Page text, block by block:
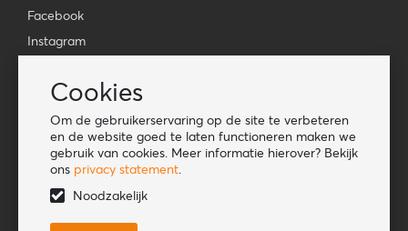
Cookies
Om de gebruikerservaring op de site te verbeteren
en de website goed te laten functioneren maken we
gebruik van cookies. Meer informatie hierover? Bekijk
ons privacy statement.
Noodzakelijk
Facebook
Instagram
TikTok
Tools
Lookbook
Nieuwe klant